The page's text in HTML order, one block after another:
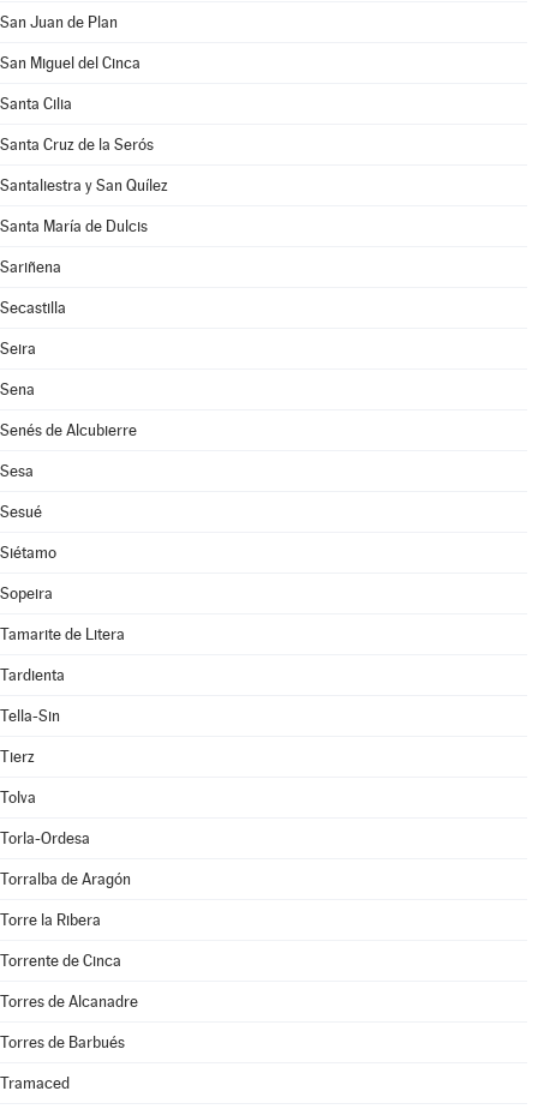
San Juan de Plan
San Miguel del Cinca
Santa Cilia
Santa Cruz de la Serós
Santaliestra y San Quílez
Santa María de Dulcis
Sariñena
Secastilla
Seira
Sena
Senés de Alcubierre
Sesa
Sesué
Siétamo
Sopeira
Tamarite de Litera
Tardienta
Tella-Sin
Tierz
Tolva
Torla-Ordesa
Torralba de Aragón
Torre la Ribera
Torrente de Cinca
Torres de Alcanadre
Torres de Barbués
Tramaced